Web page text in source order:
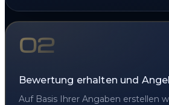
02
Bewertung erhalten und
Auf Basis Ihrer Angaben erstellen